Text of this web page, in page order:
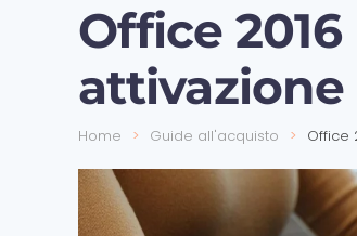
Office
attivazione
Home Guide all'acquisto Office